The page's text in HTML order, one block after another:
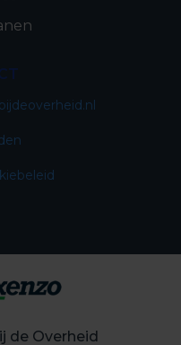
de Overheid